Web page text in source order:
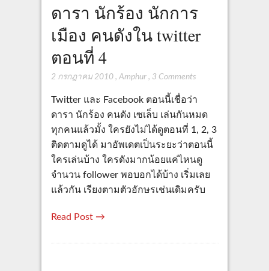
ดารา นักร้อง นักการ
เมือง คนดังใน twitter
ตอนที่ 4
2 กรกฎาคม 2010, Amphur, 3 Comments
Twitter และ Facebook ตอนนี้เชื่อว่า
ดารา นักร้อง คนดัง เซเล็บ เล่นกันหมด
ทุกคนแล้วมั้ง ใครยังไม่ได้ดูตอนที่ 1, 2, 3
ติดตามดูได้ มาอัพเดตเป็นระยะว่าตอนนี้
ใครเล่นบ้าง ใครดังมากน้อยแค่ไหนดู
จำนวน follower พอบอกได้บ้าง เริ่มเลย
แล้วกัน เรียงตามตัวอักษรเช่นเดิมครับ
Read Post →